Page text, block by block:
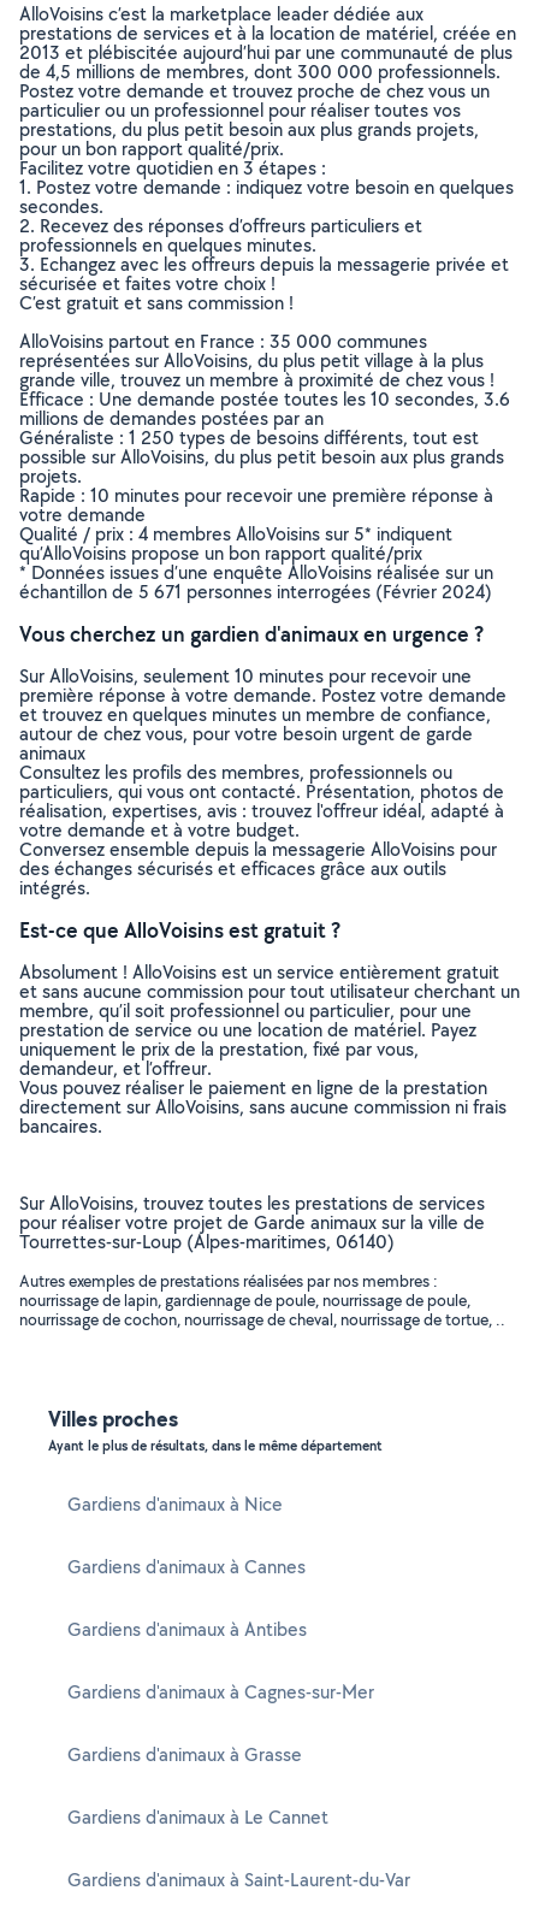
AlloVoisins c’est la marketplace leader dédiée aux
prestations de services et à la location de matériel, créée en
2013 et plébiscitée aujourd’hui par une communauté de plus
de 4,5 millions de membres, dont 300 000 professionnels.
Postez votre demande et trouvez proche de chez vous un
particulier ou un professionnel pour réaliser toutes vos
prestations, du plus petit besoin aux plus grands projets,
pour un bon rapport qualité/prix.
Facilitez votre quotidien en 3 étapes :
1. Postez votre demande : indiquez votre besoin en quelques
secondes.
2. Recevez des réponses d’offreurs particuliers et
professionnels en quelques minutes.
3. Echangez avec les offreurs depuis la messagerie privée et
sécurisée et faites votre choix !
C’est gratuit et sans commission !
AlloVoisins partout en France : 35 000 communes
représentées sur AlloVoisins, du plus petit village à la plus
grande ville, trouvez un membre à proximité de chez vous !
Efficace : Une demande postée toutes les 10 secondes, 3.6
millions de demandes postées par an
Généraliste : 1 250 types de besoins différents, tout est
possible sur AlloVoisins, du plus petit besoin aux plus grands
projets.
Rapide : 10 minutes pour recevoir une première réponse à
votre demande
Qualité / prix : 4 membres AlloVoisins sur 5* indiquent
qu’AlloVoisins propose un bon rapport qualité/prix
* Données issues d’une enquête AlloVoisins réalisée sur un
échantillon de 5 671 personnes interrogées (Février 2024)
Vous cherchez un gardien d'animaux en urgence ?
Sur AlloVoisins, seulement 10 minutes pour recevoir une
première réponse à votre demande. Postez votre demande
et trouvez en quelques minutes un membre de confiance,
autour de chez vous, pour votre besoin urgent de garde
animaux
Consultez les profils des membres, professionnels ou
particuliers, qui vous ont contacté. Présentation, photos de
réalisation, expertises, avis : trouvez l'offreur idéal, adapté à
votre demande et à votre budget.
Conversez ensemble depuis la messagerie AlloVoisins pour
des échanges sécurisés et efficaces grâce aux outils
intégrés.
Est-ce que AlloVoisins est gratuit ?
Absolument ! AlloVoisins est un service entièrement gratuit
et sans aucune commission pour tout utilisateur cherchant un
membre, qu’il soit professionnel ou particulier, pour une
prestation de service ou une location de matériel. Payez
uniquement le prix de la prestation, fixé par vous,
demandeur, et l’offreur.
Vous pouvez réaliser le paiement en ligne de la prestation
directement sur AlloVoisins, sans aucune commission ni frais
bancaires.
Sur AlloVoisins, trouvez toutes les prestations de services
pour réaliser votre projet de Garde animaux sur la ville de
Tourrettes-sur-Loup (Alpes-maritimes, 06140)
Autres exemples de prestations réalisées par nos membres :
nourrissage de lapin, gardiennage de poule, nourrissage de poule,
nourrissage de cochon, nourrissage de cheval, nourrissage de tortue, ..
Villes proches
Ayant le plus de résultats, dans le même département
Gardiens d'animaux à Nice
Gardiens d'animaux à Cannes
Gardiens d'animaux à Antibes
Gardiens d'animaux à Cagnes-sur-Mer
Gardiens d'animaux à Grasse
Gardiens d'animaux à Le Cannet
Gardiens d'animaux à Saint-Laurent-du-Var